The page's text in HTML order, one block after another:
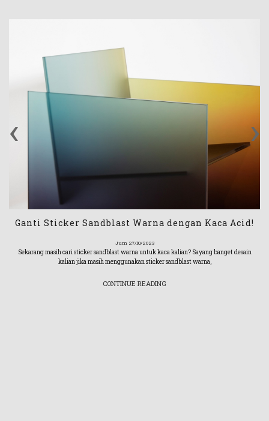
Ganti Sticker Sandblast Warna dengan Kaca Acid!
Jum 27/10/2023
Sekarang masih cari sticker sandblast warna untuk kaca kalian? Sayang banget desain
kalian jika masih menggunakan sticker sandblast warna,
CONTINUE READING
‹ ›